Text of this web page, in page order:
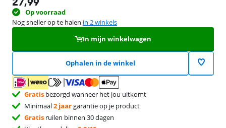
Op voorraad
Nog sneller op te halen in 2 winkels
In mijn winkelwagen
Ophalen in de winkel
Gratis bezorgd wanneer het jou uitkomt
Minimaal2 jaargarantie op je product
Gratis ruilen binnen 30 dagen